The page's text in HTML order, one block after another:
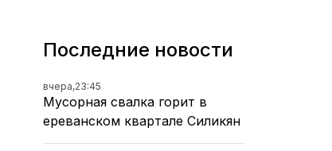
Последние новости
вчера,23:45
Мусорная свалка горит в
ереванском квартале Силикян